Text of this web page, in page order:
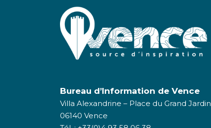
Bureau d’Information de Vence
Villa Alexandrine – Place du Grand Jardin
06140 Vence